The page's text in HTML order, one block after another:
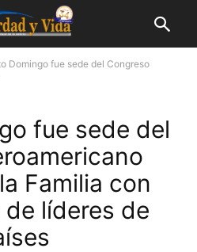
Domingo fue sede del Congreso
fue sede del
Familia con
líderes de